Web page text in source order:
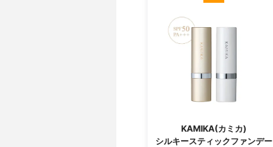
KAMIKA(カミカ)
シルキースティックファンデー